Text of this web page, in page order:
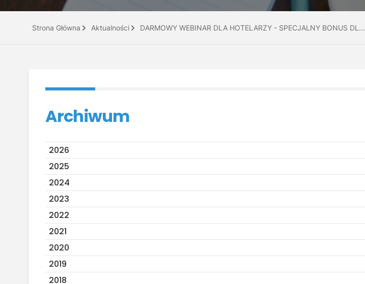
Strona Główna Aktualności DARMOWY WEBINAR DLA HOTELARZY - SPECJALNY BONUS DL...
Archiwum
2026
2025
2024
2023
2022
2021
2020
2019
2018